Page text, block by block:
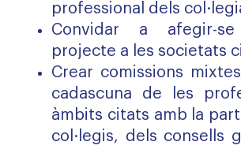
professional dels
Convidar a afegir-
projecte a les societats
Crear comissions
cadascuna de les
àmbits citats amb la
col·legis, dels consells